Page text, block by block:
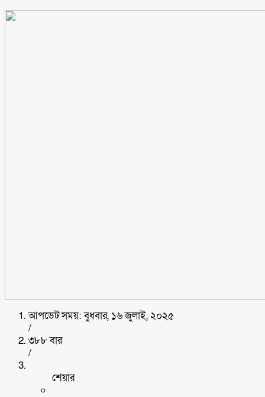
আপডেট সময়: বুধবার, ১৬ জুলাই, ২০২৫
/
৩৮৮ বার
/
শেয়ার